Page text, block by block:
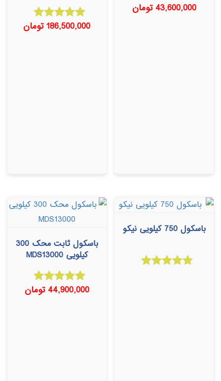
امتیاز
5.00
43,600,000 تومان
امتیاز
5.00
186,500,000تومان
باسکول 750 کیلویی نیکو
باسکول ثابت محک 300
کیلویی MDS13000
امتیاز
5.00
44,900,000 تومان